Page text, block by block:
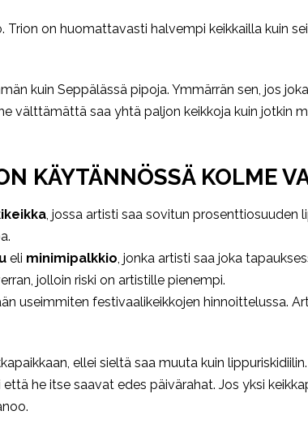
on huomattavasti halvempi keikkailla kuin
kuin Seppälässä pipoja. Ymmärrän sen, jos
välttämättä saa yhtä paljon keikkoja kuin jotkin
KÄYTÄNNÖSSÄ KOLME
, jossa artisti saa sovitun prosenttiosuuden
eli minimipalkkio, jonka artisti saa joka
jolloin riski on artistille pienempi.
useimmiten festivaalikeikkojen hinnoittelussa.
ellei sieltä saa muuta kuin
he itse saavat edes päivärahat. Jos yksi